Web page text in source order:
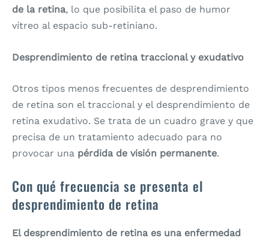
de la retina, lo que posibilita el paso de humor
vítreo al espacio sub-retiniano.
Desprendimiento de retina traccional y exudativo
Otros tipos menos frecuentes de desprendimiento
de retina son el traccional y el desprendimiento de
retina exudativo. Se trata de un cuadro grave y que
precisa de un tratamiento adecuado para no
provocar una pérdida de visión permanente.
Con qué frecuencia se presenta el
desprendimiento de retina
El desprendimiento de retina es una enfermedad